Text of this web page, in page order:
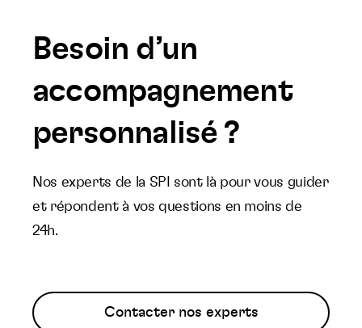
Besoin d’un
accompagnement
personnalisé ?
Nos experts de la SPI sont là pour vous guider
et répondent à vos questions en moins de
24h.
Contacter nos experts